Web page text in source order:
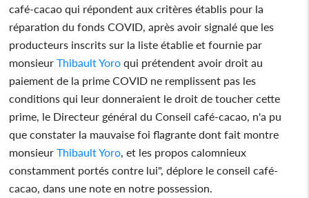
café-cacao qui répondent aux critères établis pour la
réparation du fonds COVID, après avoir signalé que les
producteurs inscrits sur la liste établie et fournie par
monsieurThibault Yoro qui prétendent avoir droit au
paiement de la prime COVID ne remplissent pas les
conditions qui leur donneraient le droit de toucher cette
prime, le Directeur général du Conseil café-cacao, n'a pu
que constater la mauvaise foi flagrante dont fait montre
monsieurThibault Yoro , et les propos calomnieux
constamment portés contre lui", déplore le conseil café-
cacao, dans une note en notre possession.